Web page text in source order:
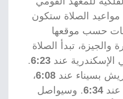
مواعيد الصلاة ستكون
حسب موقعها
والجيزة، تبدأ الصلاة
الإسكندرية عند 6:23
.
بسيناء عند 6:08،
6:34. وسيواصل